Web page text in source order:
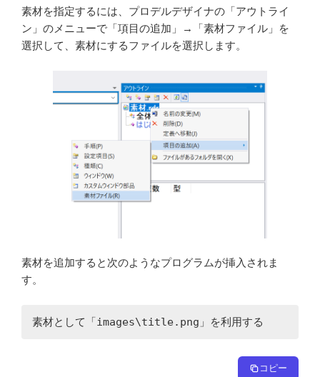
素材を指定するには、プロデルデザイナの「アウトライ
ン」のメニューで「項目の追加」→「素材ファイル」を
選択して、素材にするファイルを選択します。
素材を追加すると次のようなプログラムが挿入されま
す。
素材として「images\title.png」を利用する
コピー